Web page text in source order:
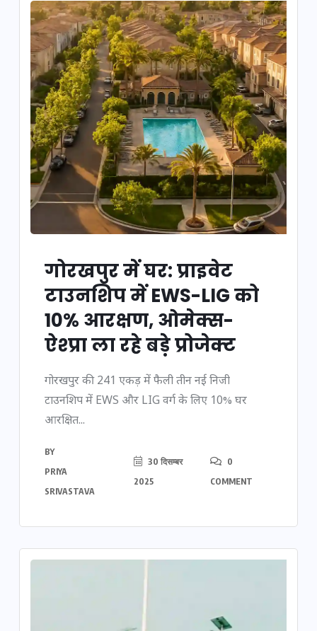
गोरखपुर में घर: प्राइवेट
टाउनशिप में EWS-LIG को
10% आरक्षण, ओमेक्स-
ऐश्प्रा ला रहे बड़े प्रोजेक्ट
गोरखपुर की 241 एकड़ में फैली तीन नई निजी
टाउनशिप में EWS और LIG वर्ग के लिए 10% घर
आरक्षित...
BY
PRIYA
SRIVASTAVA
30 दिसम्बर
2025
0
COMMENT